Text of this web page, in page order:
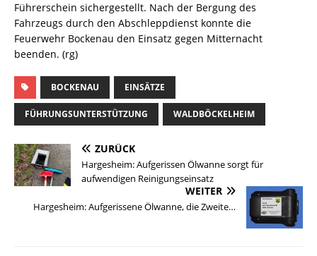
Führerschein sichergestellt. Nach der Bergung des
Fahrzeugs durch den Abschleppdienst konnte die
Feuerwehr Bockenau den Einsatz gegen Mitternacht
beenden. (rg)
BOCKENAU EINSÄTZE
FÜHRUNGSUNTERSTÜTZUNG WALDBÖCKELHEIM
ZURÜCK
Hargesheim: Aufgerissen Ölwanne sorgt für
aufwendigen Reinigungseinsatz
WEITER
Hargesheim: Aufgerissene Ölwanne, die Zweite…